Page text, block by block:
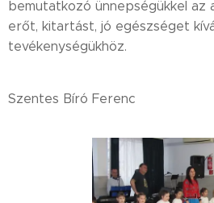
bemutatkozó ünnepségükkel az
erőt, kitartást, jó egészséget
tevékenységükhöz.
Szentes Bíró Ferenc